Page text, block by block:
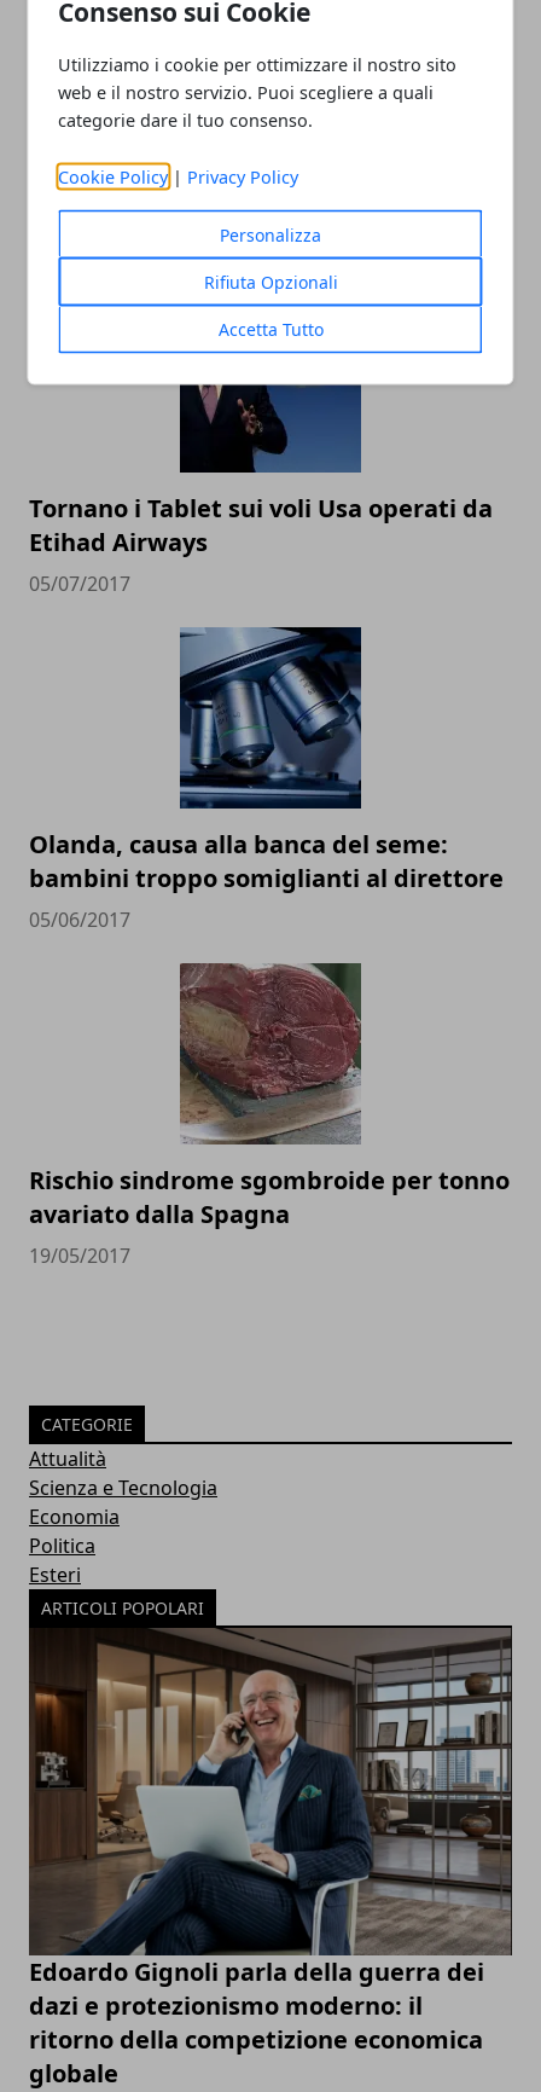
Consenso sui Cookie
Utilizziamo i cookie per ottimizzare il nostro sito
web e il nostro servizio. Puoi scegliere a quali
categorie dare il tuo consenso.
Cookie Policy | Privacy Policy
Personalizza
Rifiuta Opzionali
Accetta Tutto
Redazione
Tornano i Tablet sui voli Usa operati da
Etihad Airways
05/07/2017
Olanda, causa alla banca del seme:
bambini troppo somiglianti al direttore
05/06/2017
Rischio sindrome sgombroide per tonno
avariato dalla Spagna
19/05/2017
CATEGORIE
Attualità
Scienza e Tecnologia
Economia
Politica
Esteri
ARTICOLI POPOLARI
Edoardo Gignoli parla della guerra dei
dazi e protezionismo moderno: il
ritorno della competizione economica
globale